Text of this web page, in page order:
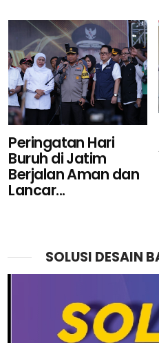
Peringatan Hari
Buruh di Jatim
Berjalan Aman dan
Lancar...
SOLUSI DESAIN